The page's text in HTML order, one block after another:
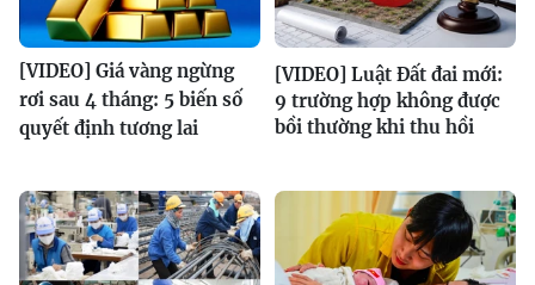
[VIDEO] Giá vàng ngừng
rơi sau 4 tháng: 5 biến số
quyết định tương lai
[VIDEO] Luật Đất đai mới:
9 trường hợp không được
bồi thường khi thu hồi